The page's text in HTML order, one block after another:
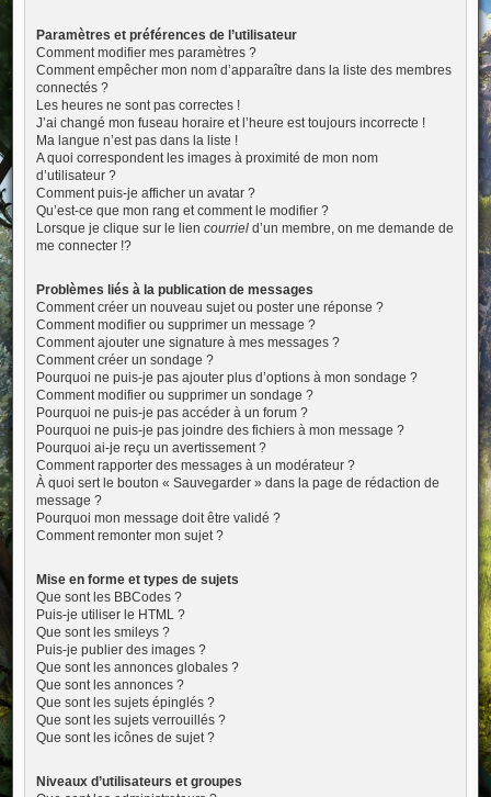
Paramètres et préférences de l’utilisateur
Comment modifier mes paramètres ?
Comment empêcher mon nom d’apparaître dans la liste des membres
connectés ?
Les heures ne sont pas correctes !
J’ai changé mon fuseau horaire et l’heure est toujours incorrecte !
Ma langue n’est pas dans la liste !
A quoi correspondent les images à proximité de mon nom
d’utilisateur ?
Comment puis-je afficher un avatar ?
Qu’est-ce que mon rang et comment le modifier ?
Lorsque je clique sur le lien courrield’un membre, on me demande de
me connecter !?
Problèmes liés à la publication de messages
Comment créer un nouveau sujet ou poster une réponse ?
Comment modifier ou supprimer un message ?
Comment ajouter une signature à mes messages ?
Comment créer un sondage ?
Pourquoi ne puis-je pas ajouter plus d’options à mon sondage ?
Comment modifier ou supprimer un sondage ?
Pourquoi ne puis-je pas accéder à un forum ?
Pourquoi ne puis-je pas joindre des fichiers à mon message ?
Pourquoi ai-je reçu un avertissement ?
Comment rapporter des messages à un modérateur ?
À quoi sert le bouton « Sauvegarder » dans la page de rédaction de
message ?
Pourquoi mon message doit être validé ?
Comment remonter mon sujet ?
Mise en forme et types de sujets
Que sont les BBCodes ?
Puis-je utiliser le HTML ?
Que sont les smileys ?
Puis-je publier des images ?
Que sont les annonces globales ?
Que sont les annonces ?
Que sont les sujets épinglés ?
Que sont les sujets verrouillés ?
Que sont les icônes de sujet ?
Niveaux d’utilisateurs et groupes